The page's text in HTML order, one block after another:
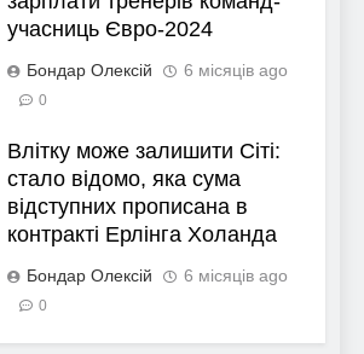
учасниць Євро-2024
Бондар Олексій 6 місяців ago
0
Влітку може залишити Сіті:
стало відомо, яка сума
відступних прописана в
контракті Ерлінга Холанда
Бондар Олексій 6 місяців ago
0